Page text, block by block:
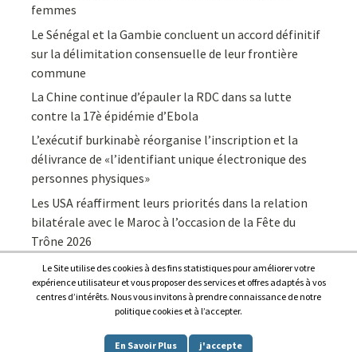
femmes
Le Sénégal et la Gambie concluent un accord définitif
sur la délimitation consensuelle de leur frontière
commune
La Chine continue d’épauler la RDC dans sa lutte
contre la 17è épidémie d’Ebola
L’exécutif burkinabè réorganise l’inscription et la
délivrance de «l’identifiant unique électronique des
personnes physiques»
Les USA réaffirment leurs priorités dans la relation
bilatérale avec le Maroc à l’occasion de la Fête du
Trône 2026
Afrique7, l’info du continent en continu
Le Site utilise des cookies à des fins statistiques pour améliorer votre
expérience utilisateur et vous proposer des services et offres adaptés à vos
centres d’intérêts. Nous vous invitons à prendre connaissance de notre
politique cookies et à l’accepter.
En Savoir Plus j'accepte